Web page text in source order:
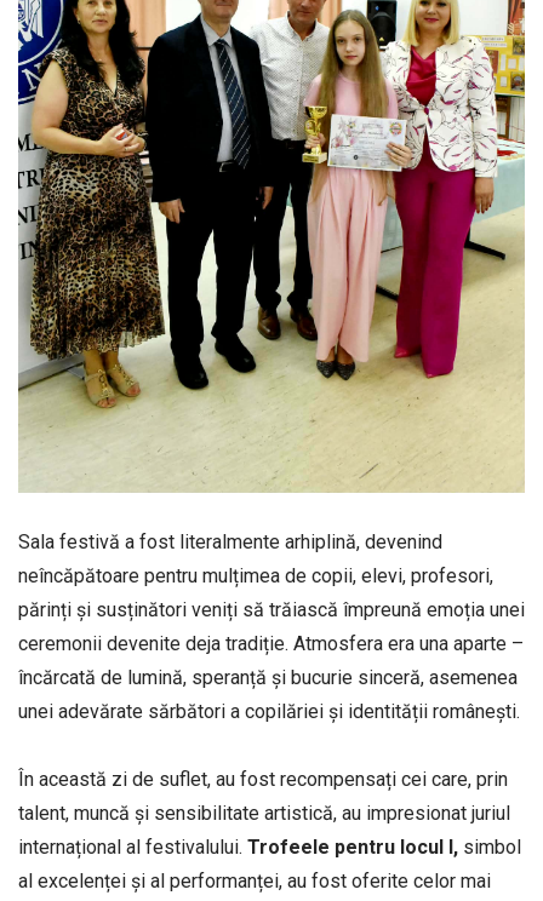
Sala festivă a fost literalmente arhiplină, devenind
neîncăpătoare pentru mulțimea de copii, elevi, profesori,
părinți și susținători veniți să trăiască împreună emoția unei
ceremonii devenite deja tradiție. Atmosfera era una aparte –
încărcată de lumină, speranță și bucurie sinceră, asemenea
unei adevărate sărbători a copilăriei și identității românești.
În această zi de suflet, au fost recompensați cei care, prin
talent, muncă și sensibilitate artistică, au impresionat juriul
internațional al festivalului. Trofeele pentru locul I, simbol
al excelenței și al performanței, au fost oferite celor mai